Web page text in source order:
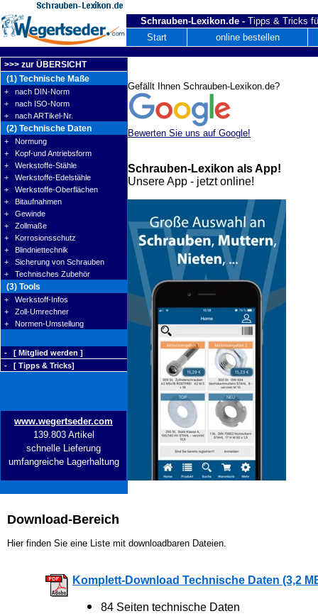
Schrauben-Lexikon.de - Tipps & Tricks
Start
online bestellen
>>> zur ÜBERSICHT
(1) Technische Maße
+ nach DIN-Norm
+ nach ISO-Norm
+ nach ARTikel-Nr.
(2) Technische Daten
+ Normung
+ Kopf-und Antriebsform
+ Werkstoffe-Stähle
+ Werkstoffe-Edelstähle
+ Werkstoffe-Oberflächen
+ Bitaufnahmen
+ Gewinde
+ Zollmaße
+ Korrosionsschutz
+ Blindniettechnik
+ Sicherung von Schrauben
+ Technisches Zubehör
(3) Tools
+ Werkstoff-Infos
+ Zoll-Umrechner
+ Normen-Umstellung
- [ Mitglied werden ]
- [ Tipps & Tricks]
www.wegertseder.com
139.803 Artikel
schnelle Lieferung
umfangreiche Lagerhaltung
Download-Bereich
Hier finden Sie eine Liste mit downloadbaren Dateien.
Komplett-Download Technische Daten (3,2
84 Seiten technische Daten
Gefällt Ihnen Schrauben-Lexikon.de?
Bewerten Sie uns auf Google!
Schrauben-Lexikon als App!
Unsere App - jetzt online!